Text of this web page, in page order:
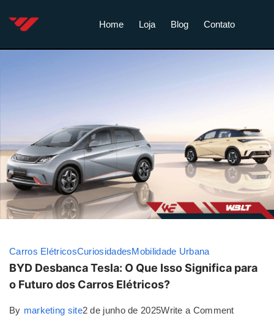
Home Loja Blog Contato
Carros ElétricosCuriosidadesMobilidade Urbana
BYD Desbanca Tesla: O Que Isso Significa para
o Futuro dos Carros Elétricos?
By marketing site2 de junho de 2025Write a Comment